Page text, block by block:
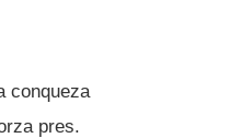
conqueza
pres.